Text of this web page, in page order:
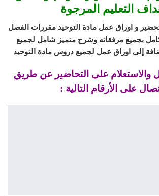
التعليم المرجوة
و اوراق عمل مادة التوحيد مقررات الفصل
بجميع مرفقاته وشرح متميز شامل لجميع
إلى اوراق عمل لجميع دروس مادة التوحيد
والاستعلام على التحاضير عن طريق
على الأرقام التالية :